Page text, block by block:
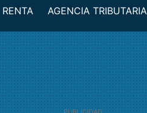
RENTA AGENCIA TRIBUTARIA